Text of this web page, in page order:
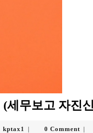
(세무보고 자진
kptax1 | 0 Comment |